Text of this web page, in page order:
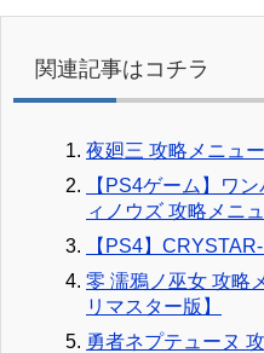
関連記事はコチラ
夜廻三 攻略メニュ
【PS4ゲーム】ワ
ィノウズ 攻略メニ
【PS4】
零 濡鴉ノ巫女 攻略
リマスター版】
勇者ネプテューヌ